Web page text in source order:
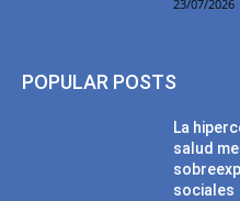
23/07/2026
POPULAR POSTS
La
salud
sociales